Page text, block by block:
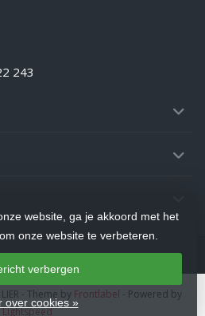
243
website, ga je akkoord met het
onze website te verbeteren.
verbergen
over cookies »
- Theme by Frontlabel - Powered by
Lightspeed